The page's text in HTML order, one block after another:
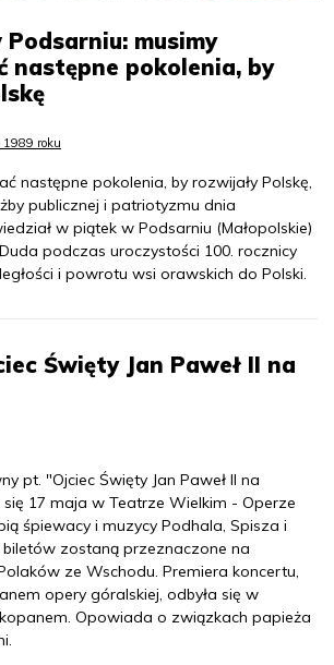
musimy
następne pokolenia, by
1989 roku
następne pokolenia, by rozwijały Polskę,
publicznej i patriotyzmu dnia
w piątek w Podsarniu (Małopolskie)
podczas uroczystości 100. rocznicy
i powrotu wsi orawskich do Polski.
Święty Jan Paweł II na
pt. "Ojciec Święty Jan Paweł II na
17 maja w Teatrze Wielkim - Operze
śpiewacy i muzycy Podhala, Spisza i
biletów zostaną przeznaczone na
ze Wschodu. Premiera koncertu,
opery góralskiej, odbyła się w
Opowiada o związkach papieża